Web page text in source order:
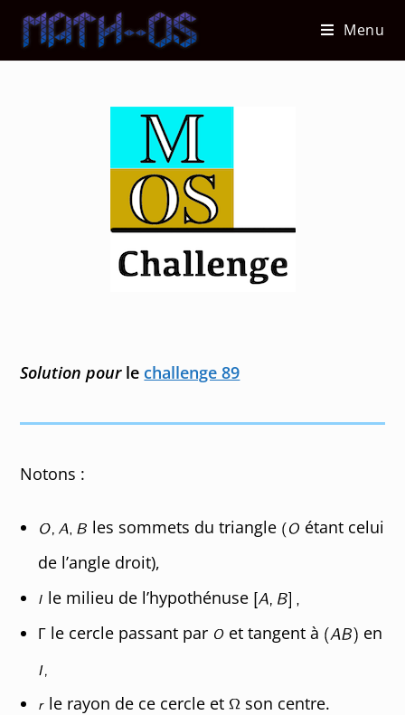
content
Menu
Solution pour le challenge 89
Notons :
les sommets du triangle
étant celui
de l’angle droit),
le milieu de l’hypothénuse
le cercle passant par
et tangent à en
le rayon de ce cercle et son centre.